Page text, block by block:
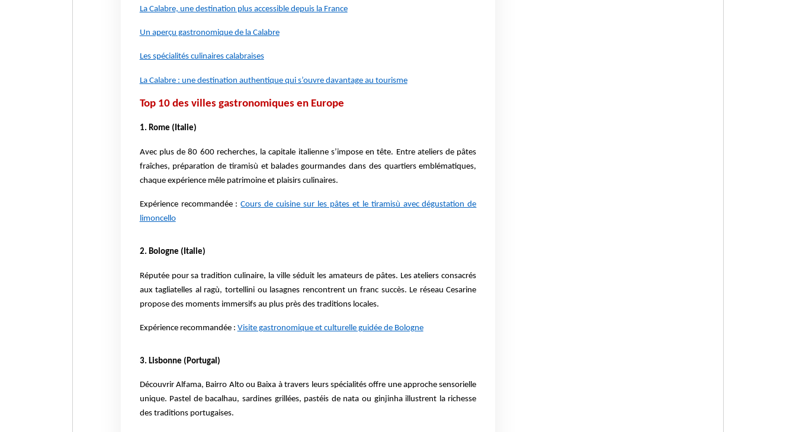
La Calabre, une destination plus accessible depuis la France
Un aperçu gastronomique de la Calabre
Les spécialités culinaires calabraises
La Calabre : une destination authentique qui s’ouvre davantage au tourisme
Top 10 des villes gastronomiques en Europe
1. Rome (Italie)
Avec plus de 80 600 recherches, la capitale italienne s’impose en tête. Entre ateliers de pâtes
fraîches, préparation de tiramisù et balades gourmandes dans des quartiers emblématiques,
chaque expérience mêle patrimoine et plaisirs culinaires.
Expérience recommandée :Cours de cuisine sur les pâtes et le tiramisù avec dégustation de
limoncello
2. Bologne (Italie)
Réputée pour sa tradition culinaire, la ville séduit les amateurs de pâtes. Les ateliers consacrés
aux tagliatelles al ragù, tortellini ou lasagnes rencontrent un franc succès. Le réseau Cesarine
propose des moments immersifs au plus près des traditions locales.
Expérience recommandée : Visite gastronomique et culturelle guidée de Bologne
3. Lisbonne (Portugal)
Découvrir Alfama, Bairro Alto ou Baixa à travers leurs spécialités offre une approche sensorielle
unique. Pastel de bacalhau, sardines grillées, pastéis de nata ou ginjinha illustrent la richesse
des traditions portugaises.